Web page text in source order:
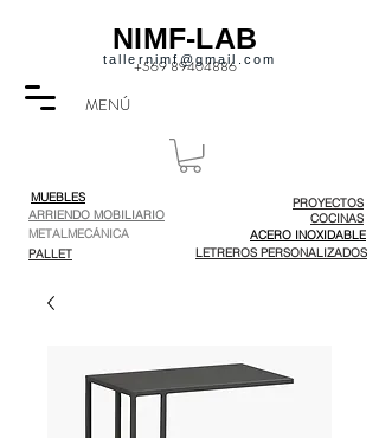
+569 89404886
NIMF-LAB
tallernimf@gmail.com
MENÚ
MUEBLES
ACERO INOXIDABLE
PROYECTOS
METALMECÁNICA
ARRIENDO MOBILIARIO
PALLET LETREROS PERSONALIZADOS
COCINAS